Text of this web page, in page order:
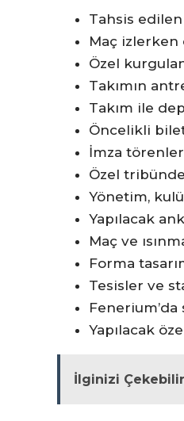
Tahsis
Maç izlerken
Özel
Takımın
Takım ile
Öncelikli
İmza
Özel
Yönetim,
Yapılacak
Maç ve
Forma
Tesisler ve
Fenerium’da
Yapılacak
İlginizi